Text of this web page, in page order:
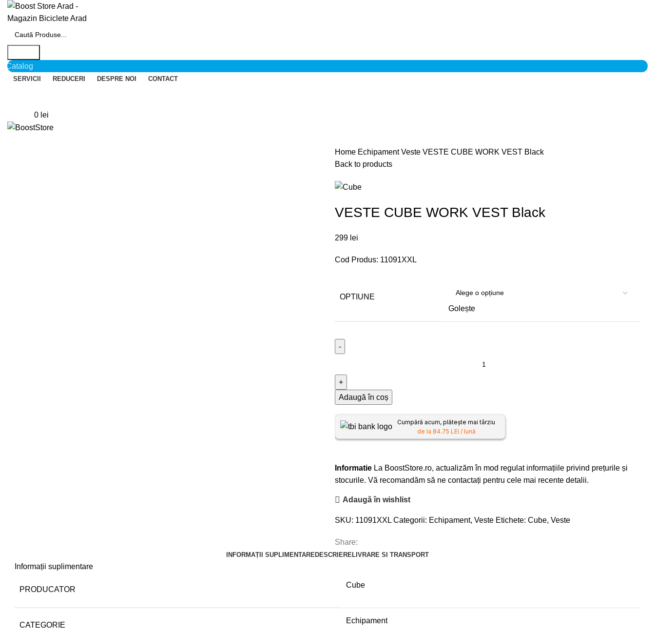
Catalog
SERVICII REDUCERI DESPRE NOI CONTACT
0 lei
Home EchipamentVeste VESTE CUBE WORK VEST Black
Back to products
VESTE CUBE WORK VEST Black
299 lei
Cod Produs: 11091XXL
OPTIUNE
Golește
Adaugă în coș
Cumpără acum, plătește mai târziu
de la 84.75 LEI / lună
Informatie La BoostStore.ro, actualizăm în mod regulat informațiile privind prețurile și
stocurile. Vă recomandăm să ne contactați pentru cele mai recente detalii.
Adaugă în wishlist
SKU: 11091XXL Categorii: Echipament, Veste Etichete: Cube, Veste
Share:
INFORMAȚII SUPLIMENTAREDESCRIERELIVRARE SI TRANSPORT
Informații suplimentare
PRODUCATOR
Cube
CATEGORIE
Echipament